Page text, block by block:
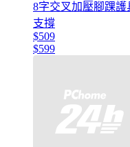
8字交叉加壓腳踝
支撐
$509
$599